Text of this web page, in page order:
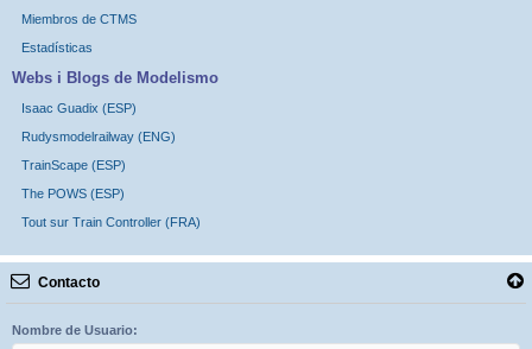
Miembros de CTMS
Estadísticas
Webs i Blogs de Modelismo
Isaac Guadix (ESP)
Rudysmodelrailway (ENG)
TrainScape (ESP)
The POWS (ESP)
Tout sur Train Controller (FRA)
Contacto
Nombre de Usuario: